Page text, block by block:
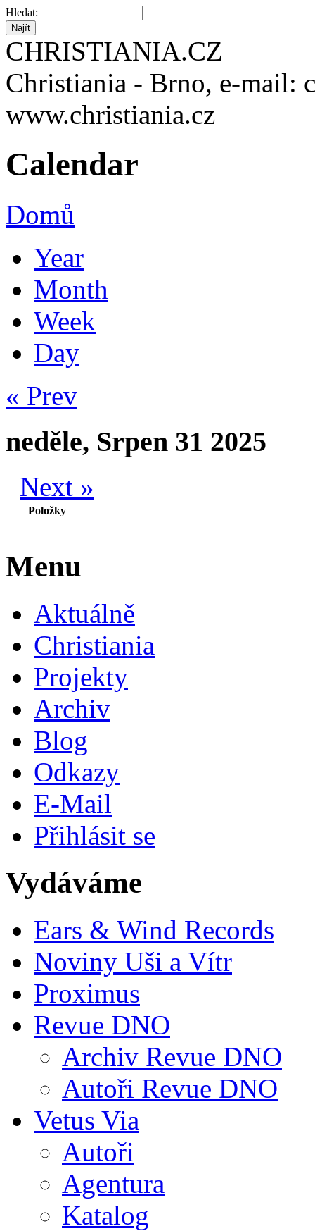
Hledat:
CHRISTIANIA.CZ
Christiania - Brno, e-mail:
www.christiania.cz
Calendar
Domů
Year
Month
Week
Day
« Prev
neděle, Srpen 31 2025
Next »
Položky
Menu
Aktuálně
Christiania
Projekty
Archiv
Blog
Odkazy
E-Mail
Přihlásit se
Vydáváme
Ears & Wind Records
Noviny Uši a Vítr
Proximus
Revue DNO
Archiv Revue DNO
Autoři Revue DNO
Vetus Via
Autoři
Agentura
Katalog